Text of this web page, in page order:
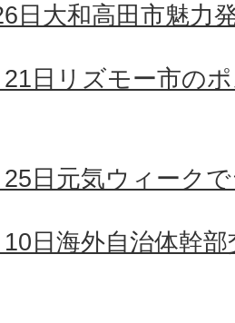
日大和高田市魅力
日リズモー市の
日元気ウィーク
日海外自治体幹